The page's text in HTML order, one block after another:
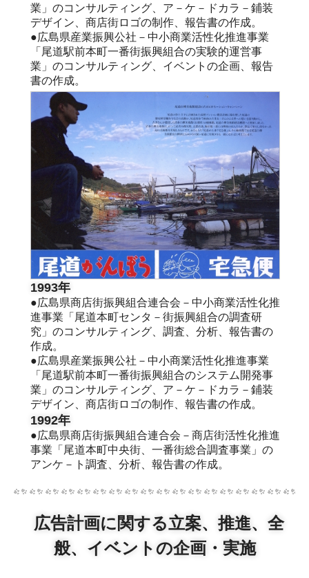
業」のコンサルティング、ア－ケ－ドカラ－鋪装
デザイン、商店街ロゴの制作、報告書の作成。
●広島県産業振興公社－中小商業活性化推進事業
「尾道駅前本町一番街振興組合の実験的運営事
業」のコンサルティング、イベントの企画、報告
書の作成。
1993年
●広島県商店街振興組合連合会－中小商業活性化推
進事業「尾道本町センタ－街振興組合の調査研
究」のコンサルティング、調査、分析、報告書の
作成。
●広島県産業振興公社－中小商業活性化推進事業
「尾道駅前本町一番街振興組合のシステム開発事
業」のコンサルティング、ア－ケ－ドカラ－鋪装
デザイン、商店街ロゴの制作、報告書の作成。
1992年
●広島県商店街振興組合連合会－商店街活性化推進
事業「尾道本町中央街、一番街総合調査事業」の
アンケ－ト調査、分析、報告書の作成。
広告計画に関する立案、推進、全
般、イベントの企画・実施